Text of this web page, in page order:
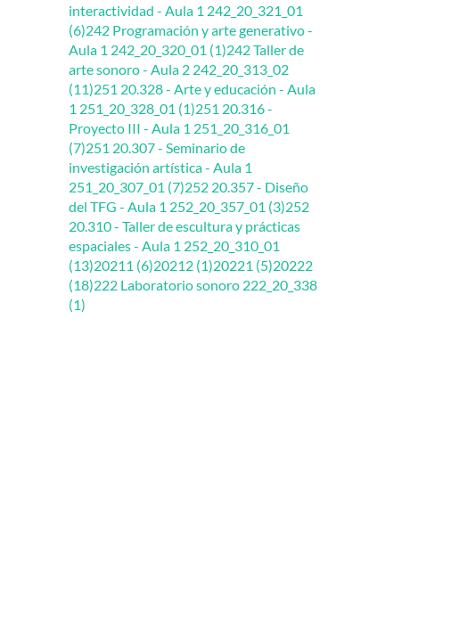
interactividad - Aula 1 242_20_321_01
(6)242 Programación y arte generativo -
Aula 1 242_20_320_01 (1)242 Taller de
arte sonoro - Aula 2 242_20_313_02
(11)251 20.328 - Arte y educación - Aula
1 251_20_328_01 (1)251 20.316 -
Proyecto III - Aula 1 251_20_316_01
(7)251 20.307 - Seminario de
investigación artística - Aula 1
251_20_307_01 (7)252 20.357 - Diseño
del TFG - Aula 1 252_20_357_01 (3)252
20.310 - Taller de escultura y prácticas
espaciales - Aula 1 252_20_310_01
(13)20211 (6)20212 (1)20221 (5)20222
(18)222 Laboratorio sonoro 222_20_338
(1)